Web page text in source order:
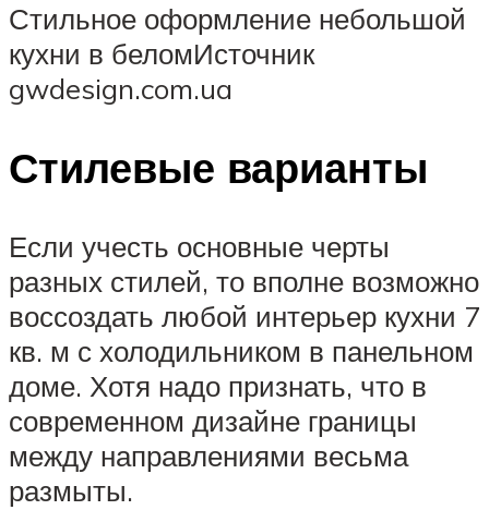
Стильное оформление небольшой
кухни в беломИсточник
gwdesign.com.ua
Стилевые варианты
Если учесть основные черты
разных стилей, то вполне возможно
воссоздать любой интерьер кухни 7
кв. м с холодильником в панельном
доме. Хотя надо признать, что в
современном дизайне границы
между направлениями весьма
размыты.